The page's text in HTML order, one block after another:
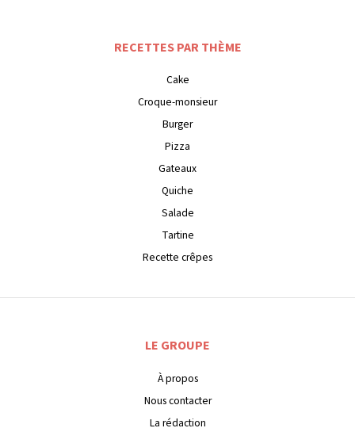
RECETTES PAR THÈME
Cake
Croque-monsieur
Burger
Pizza
Gateaux
Quiche
Salade
Tartine
Recette crêpes
LE GROUPE
À propos
Nous contacter
La rédaction